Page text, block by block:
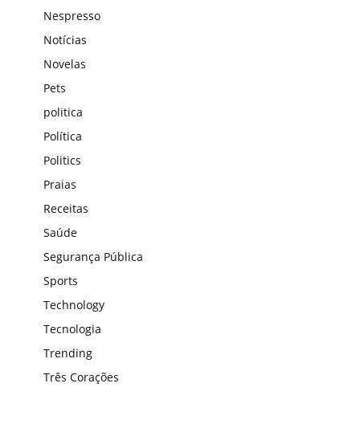
Nespresso
Notícias
Novelas
Pets
politica
Política
Politics
Praias
Receitas
Saúde
Segurança Pública
Sports
Technology
Tecnologia
Trending
Três Corações